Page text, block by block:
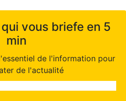
vous briefe en 5
min
de l'information pour
de l'actualité